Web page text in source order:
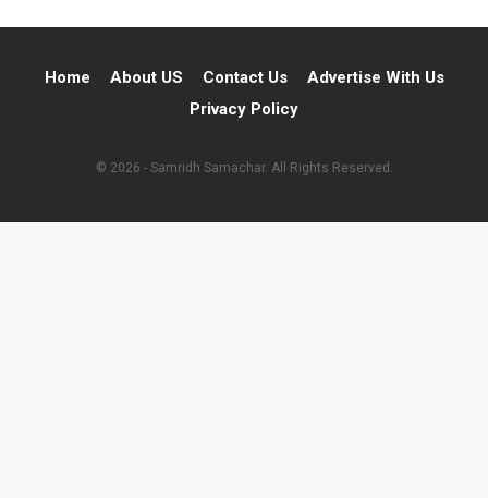
Home About US Contact Us
Advertise With Us
Privacy Policy
© 2026 - Samridh Samachar. All Rights Reserved.